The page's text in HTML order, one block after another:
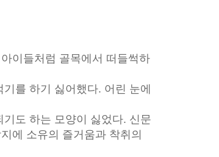
이들처럼 골목에서 떠들썩하
를 하기 싫어했다. 어린 눈에
도 하는 모양이 싫었다. 신문
에 소유의 즐거움과 착취의